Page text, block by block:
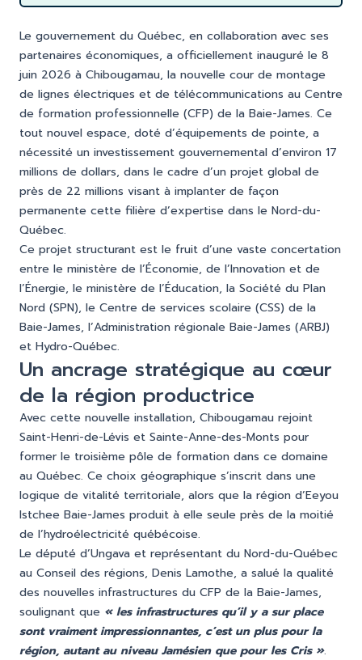
Le gouvernement du Québec, en collaboration avec ses
partenaires économiques, a officiellement inauguré le 8
juin 2026 à Chibougamau, la nouvelle cour de montage
de lignes électriques et de télécommunications au Centre
de formation professionnelle (CFP) de la Baie-James. Ce
tout nouvel espace, doté d’équipements de pointe, a
nécessité un investissement gouvernemental d’environ 17
millions de dollars, dans le cadre d’un projet global de
près de 22 millions visant à implanter de façon
permanente cette filière d’expertise dans le Nord-du-
Québec.
Ce projet structurant est le fruit d’une vaste concertation
entre le ministère de l’Économie, de l’Innovation et de
l’Énergie, le ministère de l’Éducation, la Société du Plan
Nord (SPN), le Centre de services scolaire (CSS) de la
Baie-James, l’Administration régionale Baie-James (ARBJ)
et Hydro-Québec.
Un ancrage stratégique au cœur
de la région productrice
Avec cette nouvelle installation, Chibougamau rejoint
Saint-Henri-de-Lévis et Sainte-Anne-des-Monts pour
former le troisième pôle de formation dans ce domaine
au Québec. Ce choix géographique s’inscrit dans une
logique de vitalité territoriale, alors que la région d’Eeyou
Istchee Baie-James produit à elle seule près de la moitié
de l’hydroélectricité québécoise.
Le député d’Ungava et représentant du Nord-du-Québec
au Conseil des régions, Denis Lamothe, a salué la qualité
des nouvelles infrastructures du CFP de la Baie-James,
soulignant que « les infrastructures qu’il y a sur place
sont vraiment impressionnantes, c’est un plus pour la
région, autant au niveau Jamésien que pour les Cris ».